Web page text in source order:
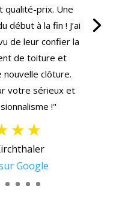
qualité-prix. Une
début à la fin ! J’ai
de leur confier la
de toiture et
nouvelle clôture.
votre sérieux et
!"
Google